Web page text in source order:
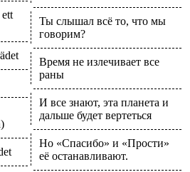
Ты слышал всё то, что мы
говорим?
Время не излечивает все
раны
И все знают, эта планета и
дальше будет вертеться
Но «Спасибо» и «Прости»
её останавливают.